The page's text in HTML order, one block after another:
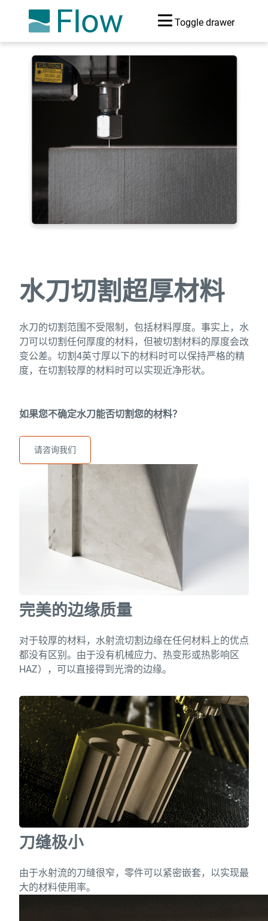
Toggle drawer
水刀切割超厚材料
水刀的切割范围不受限制，包括材料厚度。事实上，水
刀可以切割任何厚度的材料，但被切割材料的厚度会改
变公差。切割4英寸厚以下的材料时可以保持严格的精
度，在切割较厚的材料时可以实现近净形状。
如果您不确定水刀能否切割您的材料？
请咨询我们
完美的边缘质量
对于较厚的材料，水射流切割边缘在任何材料上的优点
都没有区别。由于没有机械应力、热变形或热影响区
HAZ），可以直接得到光滑的边缘。
刀缝极小
由于水射流的刀缝很窄，零件可以紧密嵌套，以实现最
大的材料使用率。